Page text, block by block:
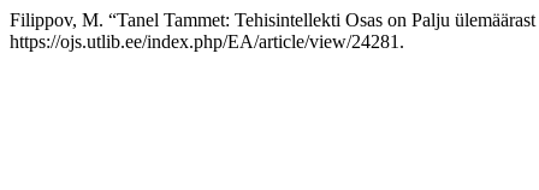
Filippov, M. “Tanel Tammet: Tehisintellekti Osas on Palju
https://ojs.utlib.ee/index.php/EA/article/view/24281.